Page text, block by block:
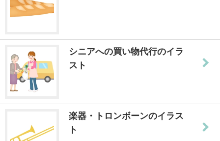
シニアへの買い物代行のイラ
スト
楽器・トロンボーンのイラス
ト